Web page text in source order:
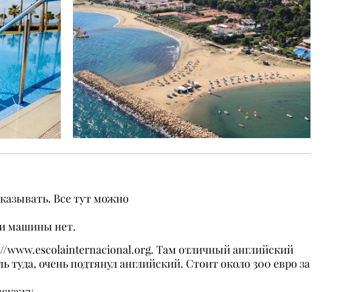
Все тут можно
машины нет.
www.escolainternacional.org. Там отличный английский
очень подтянул английский. Стоит около 300 евро за